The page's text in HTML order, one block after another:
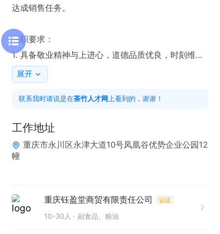
达成销售任务。
任职要求：
1. 具备敬业精神与上进心，道德品质优良，时刻维护
公司利益。
清晰规划。
4. 优先考虑熟悉食堂物资销售流程者。
奖、免费培训、晋升空间、定期体检等。欢迎广大有
志之士加入，无从业经验的应届生亦可，这里将为您
展开
联系我时请说是在茶竹人才网 上看到的，谢谢！
工作地址
重庆市永川区永津大道10号凤凰谷优势企业公园12
幢
重庆钰盈堂商贸有限责任公司 认证
10-30人 副食品、粮油